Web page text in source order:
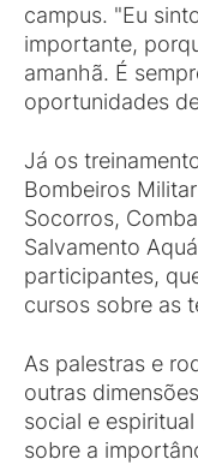
campus. "Eu
importante,
amanhã. É
oportunidades
Já os
Bombeiros
Socorros,
Salvamento
participantes,
cursos sobre as
As palestras e
outras
social e
sobre a